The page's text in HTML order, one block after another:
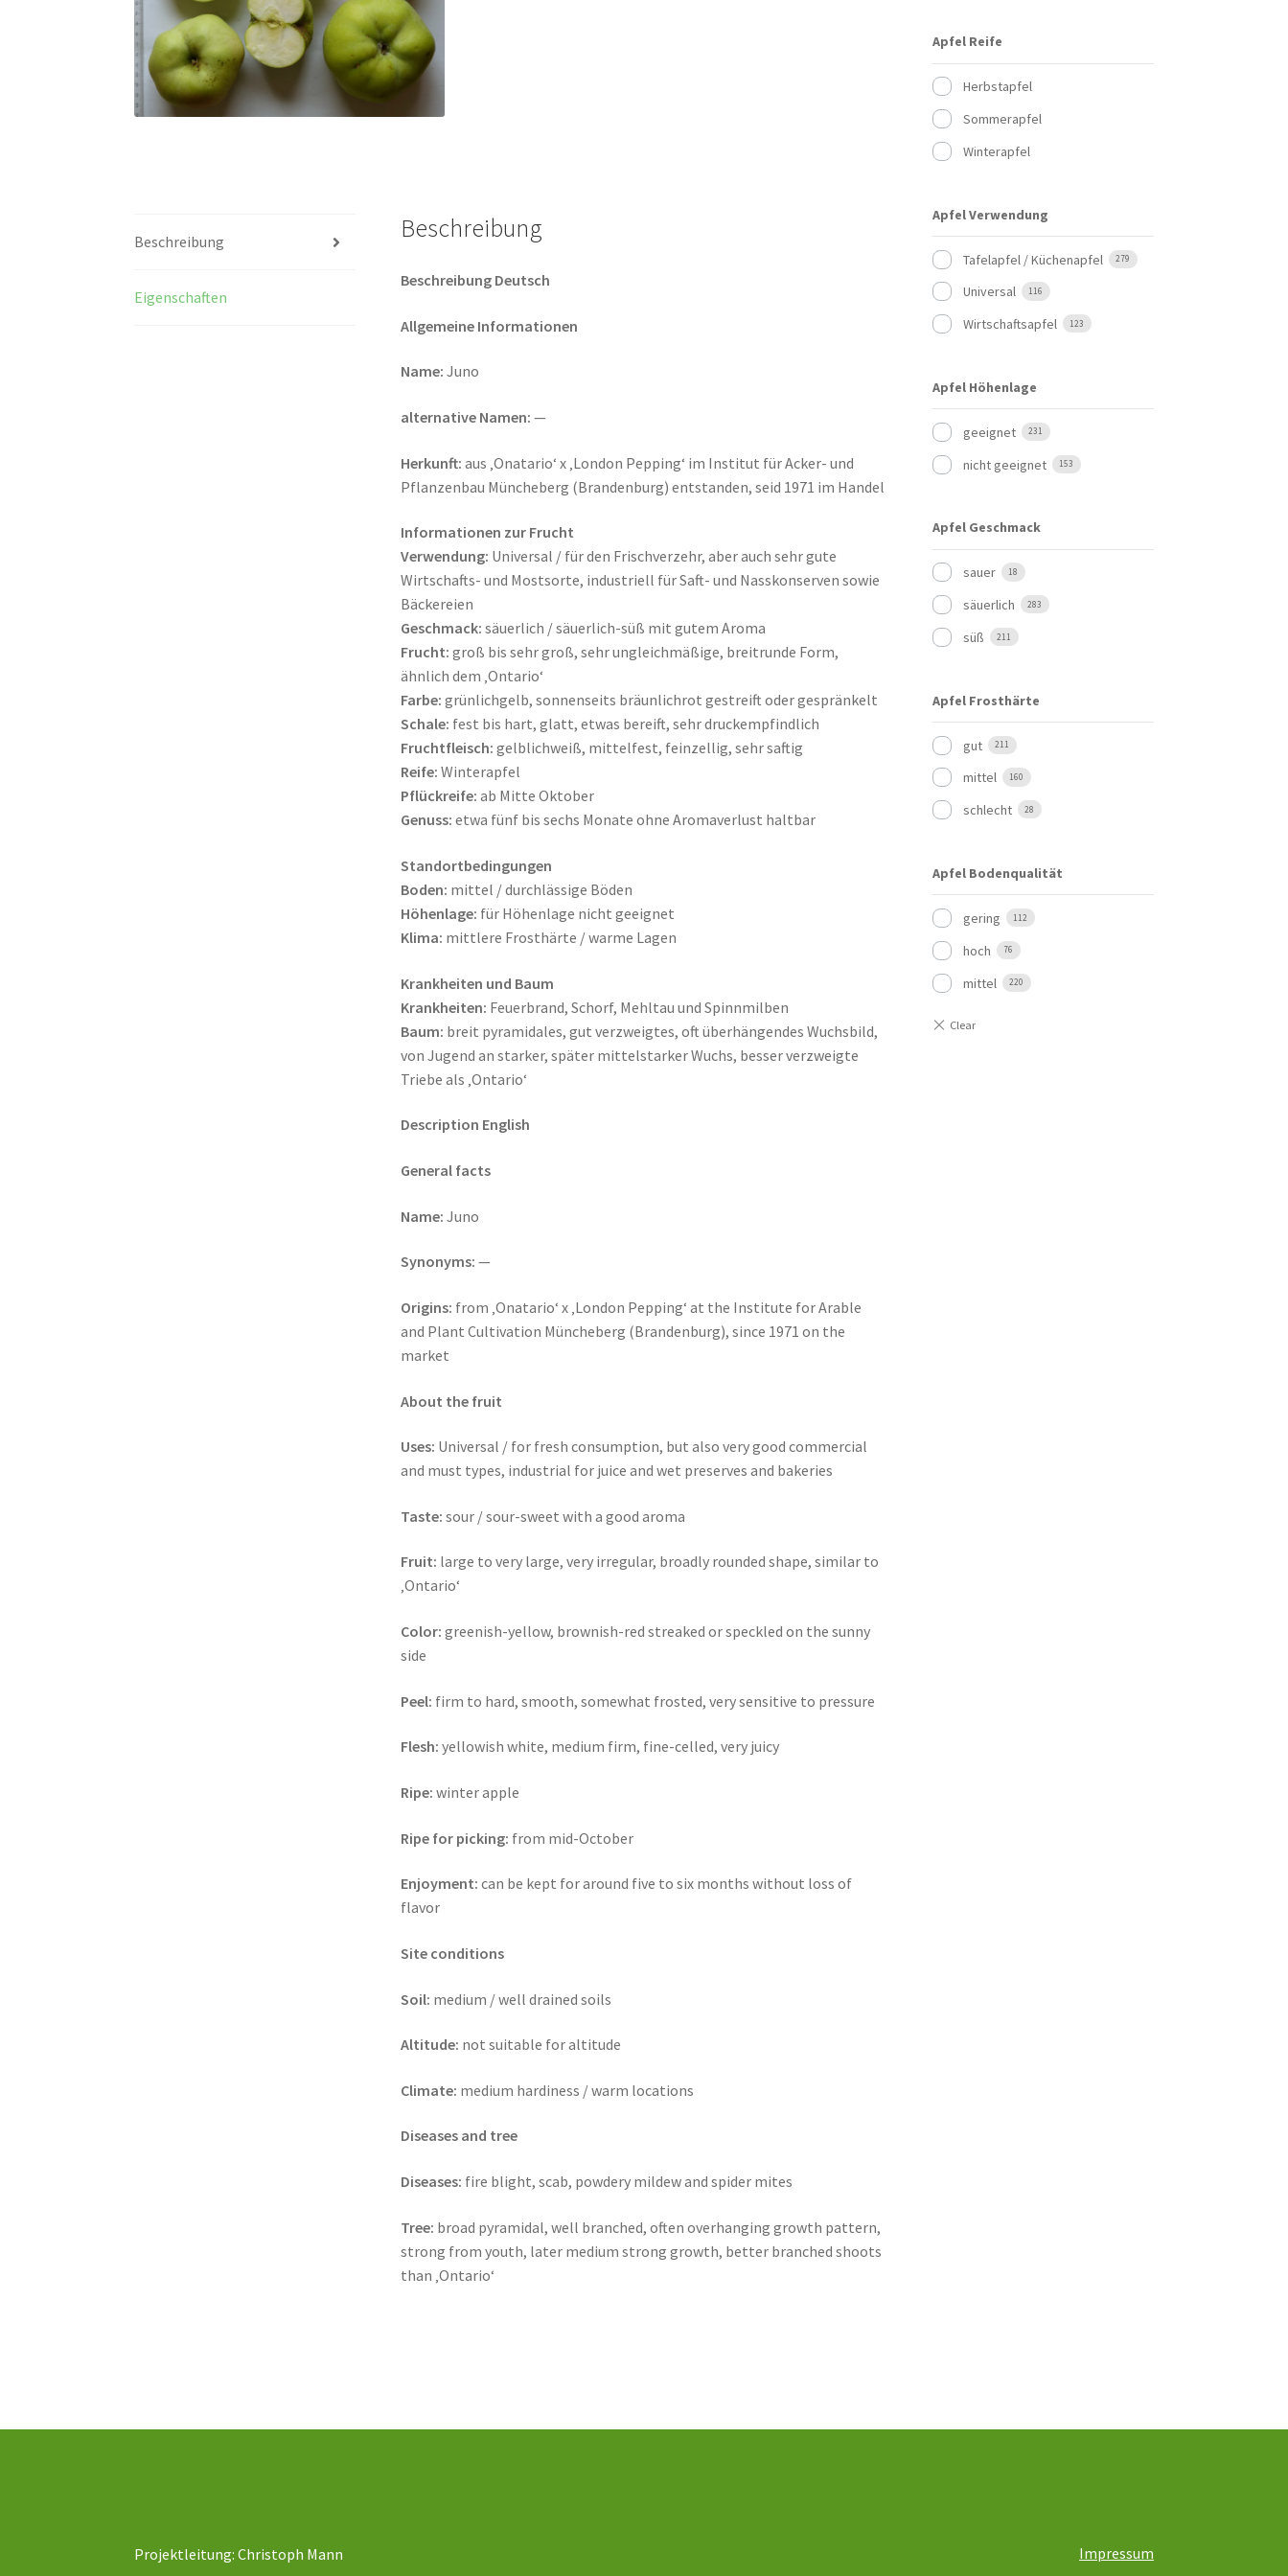
Beschreibung
Eigenschaften
Beschreibung
Beschreibung Deutsch
Allgemeine Informationen
Name: Juno
alternative Namen: —
Herkunft: aus ‚Onatario‘ x ‚London Pepping‘ im Institut für Acker- und
Pflanzenbau Müncheberg (Brandenburg) entstanden, seid 1971 im Handel
Informationen zur Frucht
Verwendung: Universal / für den Frischverzehr, aber auch sehr gute
Wirtschafts- und Mostsorte, industriell für Saft- und Nasskonserven sowie
Bäckereien
Geschmack: säuerlich / säuerlich-süß mit gutem Aroma
Frucht: groß bis sehr groß, sehr ungleichmäßige, breitrunde Form,
ähnlich dem ‚Ontario‘
Farbe: grünlichgelb, sonnenseits bräunlichrot gestreift oder gespränkelt
Schale: fest bis hart, glatt, etwas bereift, sehr druckempfindlich
Fruchtfleisch: gelblichweiß, mittelfest, feinzellig, sehr saftig
Reife: Winterapfel
Pflückreife: ab Mitte Oktober
Genuss: etwa fünf bis sechs Monate ohne Aromaverlust haltbar
Standortbedingungen
Boden: mittel / durchlässige Böden
Höhenlage: für Höhenlage nicht geeignet
Klima: mittlere Frosthärte / warme Lagen
Krankheiten und Baum
Krankheiten: Feuerbrand, Schorf, Mehltau und Spinnmilben
Baum: breit pyramidales, gut verzweigtes, oft überhängendes Wuchsbild,
von Jugend an starker, später mittelstarker Wuchs, besser verzweigte
Triebe als ‚Ontario‘
Description English
General facts
Name: Juno
Synonyms: —
Origins: from ‚Onatario‘ x ‚London Pepping‘ at the Institute for Arable
and Plant Cultivation Müncheberg (Brandenburg), since 1971 on the
market
About the fruit
Uses: Universal / for fresh consumption, but also very good commercial
and must types, industrial for juice and wet preserves and bakeries
Taste: sour / sour-sweet with a good aroma
Fruit: large to very large, very irregular, broadly rounded shape, similar to
‚Ontario‘
Color: greenish-yellow, brownish-red streaked or speckled on the sunny
side
Peel: firm to hard, smooth, somewhat frosted, very sensitive to pressure
Flesh: yellowish white, medium firm, fine-celled, very juicy
Ripe: winter apple
Ripe for picking: from mid-October
Enjoyment: can be kept for around five to six months without loss of
flavor
Site conditions
Soil: medium / well drained soils
Altitude: not suitable for altitude
Climate: medium hardiness / warm locations
Diseases and tree
Diseases: fire blight, scab, powdery mildew and spider mites
Tree: broad pyramidal, well branched, often overhanging growth pattern,
strong from youth, later medium strong growth, better branched shoots
than ‚Ontario‘
Apfel Reife
Herbstapfel
Sommerapfel
Winterapfel
Apfel Verwendung
Tafelapfel / Küchenapfel 279
Universal 116
Wirtschaftsapfel 123
Apfel Höhenlage
geeignet 231
nicht geeignet 153
Apfel Geschmack
sauer 18
säuerlich 283
süß 211
Apfel Frosthärte
gut 211
mittel 160
schlecht 28
Apfel Bodenqualität
gering 112
hoch 76
mittel 220
Projektleitung: Christoph Mann Impressum